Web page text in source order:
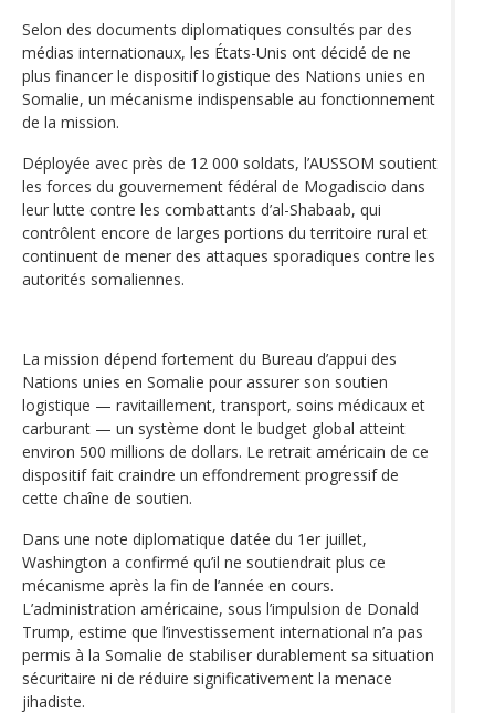
Selon des documents diplomatiques consultés par des
médias internationaux, les États-Unis ont décidé de ne
plus financer le dispositif logistique des Nations unies en
Somalie, un mécanisme indispensable au fonctionnement
de la mission.
Déployée avec près de 12 000 soldats, l’AUSSOM soutient
les forces du gouvernement fédéral de Mogadiscio dans
leur lutte contre les combattants d’al-Shabaab, qui
contrôlent encore de larges portions du territoire rural et
continuent de mener des attaques sporadiques contre les
autorités somaliennes.
La mission dépend fortement du Bureau d’appui des
Nations unies en Somalie pour assurer son soutien
logistique — ravitaillement, transport, soins médicaux et
carburant — un système dont le budget global atteint
environ 500 millions de dollars. Le retrait américain de ce
dispositif fait craindre un effondrement progressif de
cette chaîne de soutien.
Dans une note diplomatique datée du 1er juillet,
Washington a confirmé qu’il ne soutiendrait plus ce
mécanisme après la fin de l’année en cours.
L’administration américaine, sous l’impulsion de Donald
Trump, estime que l’investissement international n’a pas
permis à la Somalie de stabiliser durablement sa situation
sécuritaire ni de réduire significativement la menace
jihadiste.